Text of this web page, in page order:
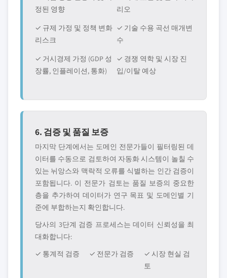
정된 영향
리오
✓ 규제 가정 및 정책 변화
리스크
✓ 기술 수용 곡선 매개변
수
✓ 거시경제 가정 (GDP 성
장률, 인플레이션, 통화)
✓ 경쟁 역학 및 시장 진
입/이탈 예상
6. 검증 및 품질 보증
마지막 단계에서는 도메인 전문가들이 필터링된 데
이터를 수동으로 검토하여 자동화 시스템이 놀칠 수
있는 뉘앙스와 맥락적 오류를 식별하는 인간 검증이
포함됩니다. 이 전문가 검토는 품질 보증의 중요한
층을 추가하여 데이터가 연구 목표 및 도메인별 기
준에 부합하는지 확인합니다.
당사의 3단계 검증 프로세스는 데이터 신뢰성을 최
대화합니다:
✓ 통계적 검증
✓ 전문가 검증
✓ 시장 현실 검
토